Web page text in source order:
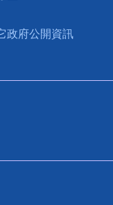
政府公開資訊